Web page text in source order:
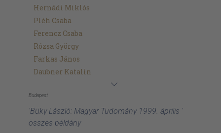
Hernádi Miklós
Pléh Csaba
Ferencz Csaba
Rózsa György
Farkas János
Daubner Katalin
Budapest
'Büky László: Magyar Tudomány 1999. április '
összes példány